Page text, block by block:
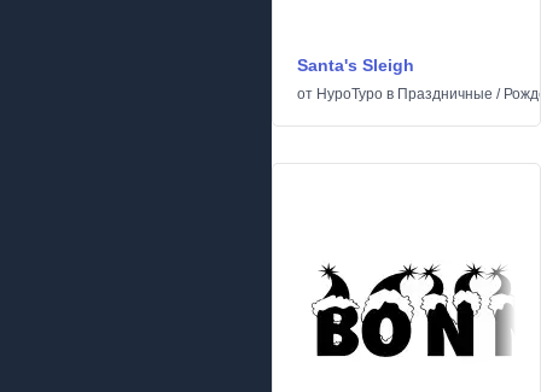
Santa's Sleigh
от HypoTypo в Праздничные /